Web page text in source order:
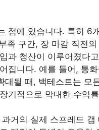
점에 있습니다. 특히 6
족 구간, 장 마감 직전
과 청산이 이루어졌다
집니다. 예를 들어, 통
될 때, 백테스트는 모
기적으로 막대한 수익
거의 실제 스프레드 갭